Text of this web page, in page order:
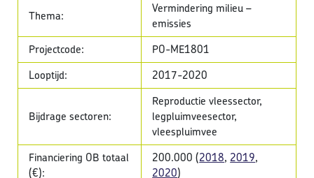
Thema:
Vermindering milieu –
emissies
Projectcode:
PO-ME1801
Looptijd:
2017-2020
Bijdrage sectoren:
Reproductie vleessector,
legpluimveesector,
vleespluimvee
Financiering OB totaal
(€):
200.000 (2018, 2019,
2020)